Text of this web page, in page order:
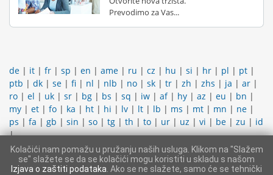
Prevodimo za Vas...
de | it | fr | sp | en | ame | ru | cz | hu | si | hr | pl | pt |
ptb | dk | se | fi | nl | nlb | no | sk | tr | zh | zhs | ja | ar |
ro | el | uk | sr | bg | bs | sq | iw | af| hy | az | eu | bn |
my | et | fo | ka | ht | hi | lv | lt | lb | ms | mt | mn | ne |
ps | fa | gb | sin | so | tg | th | to | ur | uz | vi | be | zu | id
|
KONTAKTIRATI PODRŠKU | IMPRESUM | OPĆI UVJETI
POSLOVANJA | PROSTOR ZA ČLANOVE
Kolačići nam pomažu u pružanju naših usluga. Klikom na "Slažem
se" slažete se da se kolačići mogu koristiti u skladu s našom
Izjava o zaštiti podataka . Ako se ne slažete, samo će se tehnički